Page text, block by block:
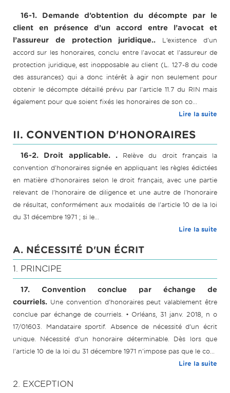
16-1. Demande d’obtention du décompte par le
client en présence d’un accord entre l’avocat et
l’assureur de protection juridique..
L’existence d'un
accord sur les honoraires, conclu entre l'avocat et l'assureur de
protection juridique, est inopposable au client (L. 127-8 du code
des assurances) qui a donc intérêt à agir non seulement pour
obtenir le décompte détaillé prévu par l'article 11.7 du RIN mais
également pour que soient fixés les honoraires de son co...
Lire la suite
II. CONVENTION D'HONORAIRES
16-2. Droit applicable. .
Relève du droit français la
convention d'honoraires signée en appliquant les règles édictées
en matière d'honoraires selon le droit français, avec une partie
relevant de l'honoraire de diligence et une autre de l'honoraire
de résultat, conformément aux modalités de l'article 10 de la loi
du 31 décembre 1971 ; si le...
Lire la suite
A. NÉCESSITÉ D'UN ÉCRIT
1. PRINCIPE
17. Convention conclue par échange de
courriels. Une convention d'honoraires peut valablement être
conclue par échange de courriels. • Orléans, 31 janv. 2018, n o
17/01603. Mandataire sportif. Absence de nécessité d’un écrit
unique. Nécessité d’un honoraire déterminable. Dès lors que
l'article 10 de la loi du 31 décembre 1971 n'impose pas que le co...
Lire la suite
2. EXCEPTION